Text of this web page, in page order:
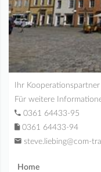
Ihr
Für weitere
0361 64433-95
0361 64433-94
steve.liebing@com-
Home